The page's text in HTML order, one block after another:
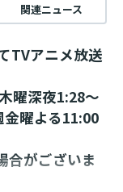
関連ニュース
TVアニメ放送
曜深夜1:28～
曜よる11:00
合がございま